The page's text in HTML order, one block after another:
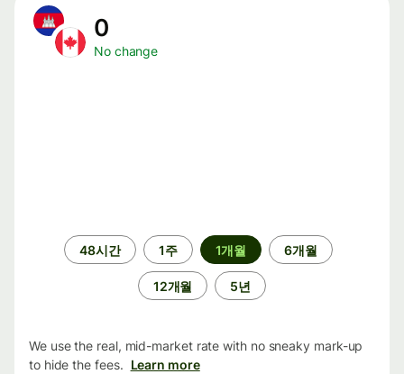
0
No change
48시간 1주 1개월 6개월
12개월 5년
We use the real, mid-market rate with no sneaky mark-up
to hide the fees. Learn more